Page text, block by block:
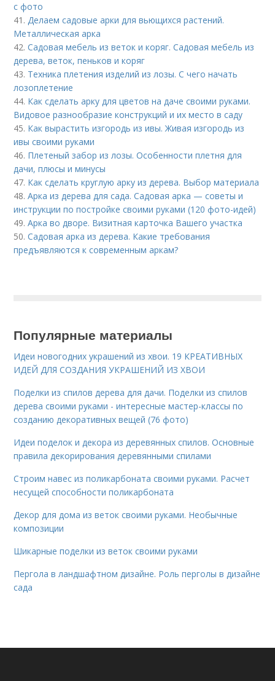
с фото
41.Делаем садовые арки для вьющихся растений.
Металлическая арка
42.Садовая мебель из веток и коряг. Садовая мебель из
дерева, веток, пеньков и коряг
43. Техника плетения изделий из лозы. С чего начать
лозоплетение
44. Как сделать арку для цветов на даче своими руками.
Видовое разнообразие конструкций и их место в саду
45. Как вырастить изгородь из ивы. Живая изгородь из
ивы своими руками
46. Плетеный забор из лозы. Особенности плетня для
дачи, плюсы и минусы
47. Как сделать круглую арку из дерева. Выбор материала
48.Арка из дерева для сада. Садовая арка — советы и
инструкции по постройке своими руками (120 фото-идей)
49.Арка во дворе. Визитная карточка Вашего участка
50.Садовая арка из дерева. Какие требования
предъявляются к современным аркам?
Популярные материалы
Идеи новогодних украшений из хвои. 19 КРЕАТИВНЫХ
ИДЕЙ ДЛЯ СОЗДАНИЯ УКРАШЕНИЙ ИЗ ХВОИ
Поделки из спилов дерева для дачи. Поделки из спилов
дерева своими руками - интересные мастер-классы по
созданию декоративных вещей (76 фото)
Идеи поделок и декора из деревянных спилов. Основные
правила декорирования деревянными спилами
Строим навес из поликарбоната своими руками. Расчет
несущей способности поликарбоната
Декор для дома из веток своими руками. Необычные
композиции
Шикарные поделки из веток своими руками
Пергола в ландшафтном дизайне. Роль перголы в дизайне
сада